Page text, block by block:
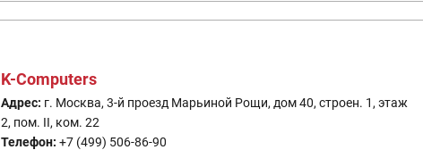
K-Computers
Адрес: г. Москва, 3-й проезд Марьиной Рощи, дом 40, строен. 1, этаж
2, пом. II, ком. 22
Телефон: +7 (499) 506-86-90